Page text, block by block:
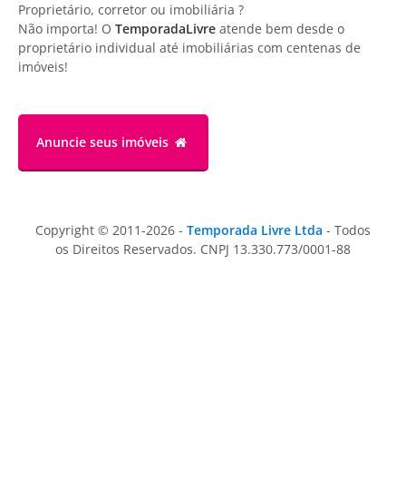
Proprietário, corretor ou imobiliária ?
Não importa! O TemporadaLivre atende bem desde o
proprietário individual até imobiliárias com centenas de
imóveis!
Anuncie seus imóveis
Copyright © 2011-2026 - Temporada Livre Ltda - Todos
os Direitos Reservados. CNPJ 13.330.773/0001-88